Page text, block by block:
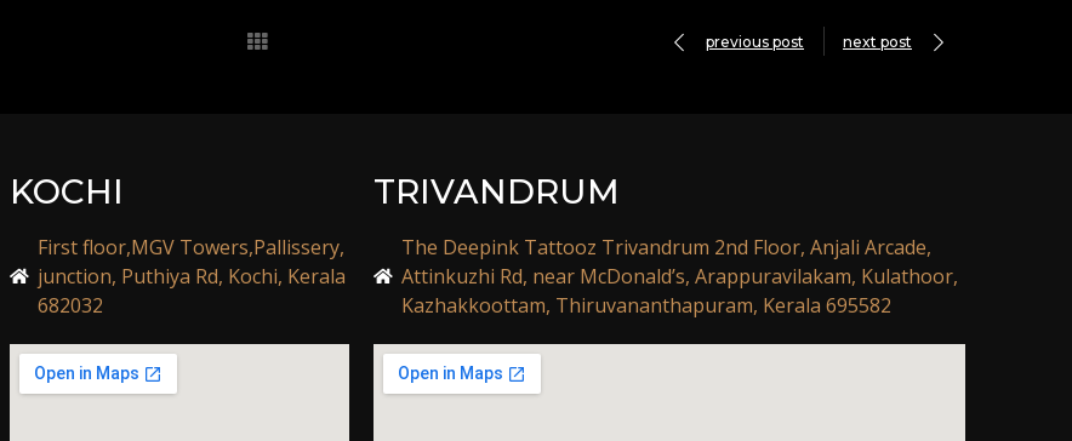
previous post next post
KOCHI
First floor,MGV Towers,Pallissery,
junction, Puthiya Rd, Kochi, Kerala
682032
TRIVANDRUM
The Deepink Tattooz Trivandrum 2nd Floor, Anjali Arcade,
Attinkuzhi Rd, near McDonald’s, Arappuravilakam, Kulathoor,
Kazhakkoottam, Thiruvananthapuram, Kerala 695582